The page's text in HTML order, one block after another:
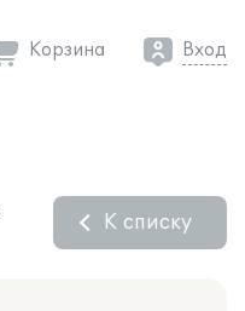
Корзина Вход
К списку